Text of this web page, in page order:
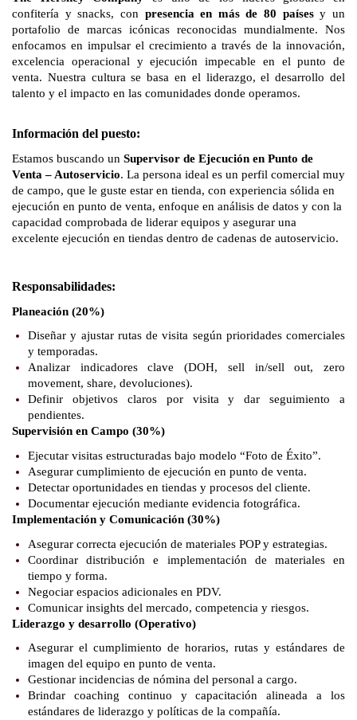
confitería y snacks, con presencia en más de 80 paísesy un
portafolio de marcas icónicas reconocidas mundialmente. Nos
enfocamos en impulsar el crecimiento a través de la innovación,
excelencia operacional y ejecución impecable en el punto de
venta. Nuestra cultura se basa en el liderazgo, el desarrollo del
talento y el impacto en las comunidades donde operamos.
Información del puesto:
Estamos buscando un Supervisor de Ejecución en Punto de
Venta – Autoservicio. La persona ideal es un perfil comercial muy
de campo, que le guste estar en tienda, con experiencia sólida en
ejecución en punto de venta, enfoque en análisis de datos y con la
capacidad comprobada de liderar equipos y asegurar una
excelente ejecución en tiendas dentro de cadenas de autoservicio.
Responsabilidades:
Planeación (20%)
Diseñar y ajustar rutas de visita según prioridades comerciales
y temporadas.
Analizar indicadores clave (DOH, sell in/sell out, zero
movement, share, devoluciones).
Definir objetivos claros por visita y dar seguimiento a
pendientes.
Supervisión en Campo (30%)
Ejecutar visitas estructuradas bajo modelo “Foto de Éxito”.
Asegurar cumplimiento de ejecución en punto de venta.
Detectar oportunidades en tiendas y procesos del cliente.
Documentar ejecución mediante evidencia fotográfica.
Implementación y Comunicación (30%)
Asegurar correcta ejecución de materiales POP y estrategias.
Coordinar distribución e implementación de materiales en
tiempo y forma.
Negociar espacios adicionales en PDV.
Comunicar insights del mercado, competencia y riesgos.
Liderazgo y desarrollo (Operativo)
Asegurar el cumplimiento de horarios, rutas y estándares de
imagen del equipo en punto de venta.
Gestionar incidencias de nómina del personal a cargo.
Brindar coaching continuo y capacitación alineada a los
estándares de liderazgo y políticas de la compañía.